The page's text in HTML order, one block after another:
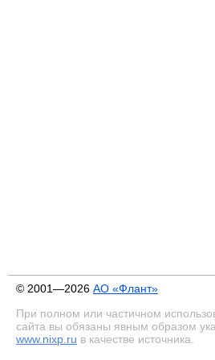
© 2001—2026 АО «Флант»
При полном или частичном
сайта вы обязаны явным образом
www.nixp.ru в качестве источника.